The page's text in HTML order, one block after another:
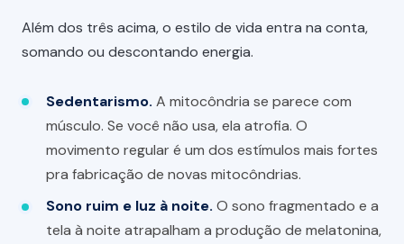
Além dos três acima, o estilo de vida entra na conta,
somando ou descontando energia.
Sedentarismo. A mitocôndria se parece com
músculo. Se você não usa, ela atrofia. O
movimento regular é um dos estímulos mais fortes
pra fabricação de novas mitocôndrias.
Sono ruim e luz à noite. O sono fragmentado e a
tela à noite atrapalham a produção de melatonina,